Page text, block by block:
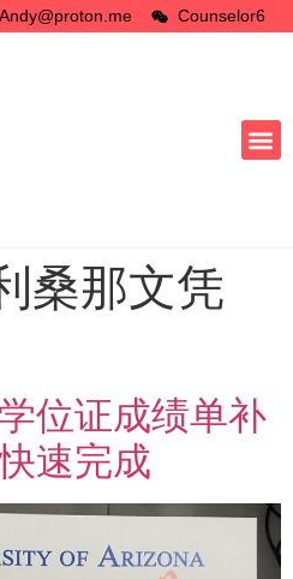
Counselor6
桑那文凭
位证成绩单补
速完成